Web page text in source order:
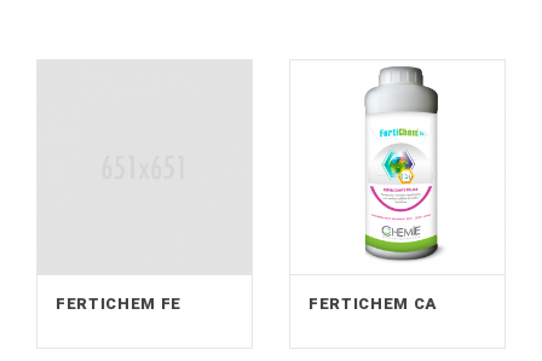
FERTICHEM FE FERTICHEM CA